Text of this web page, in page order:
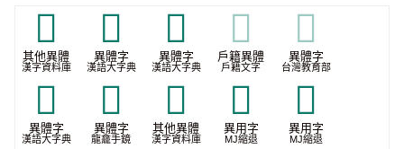
𢏏
其他異體
漢字資料庫
𢐶
異體字
漢語大字典
𢑀
異體字
漢語大字典
𢑀
戶籍異體
戶籍文字
𢑀
異體字
台灣教育部
𨲼
異體字
漢語大字典
𩸹
異體字
龍龕手鏡
𪫁
其他異體
漢字資料庫
𭚶
異用字
MJ縮退
𭛅
異用字
MJ縮退